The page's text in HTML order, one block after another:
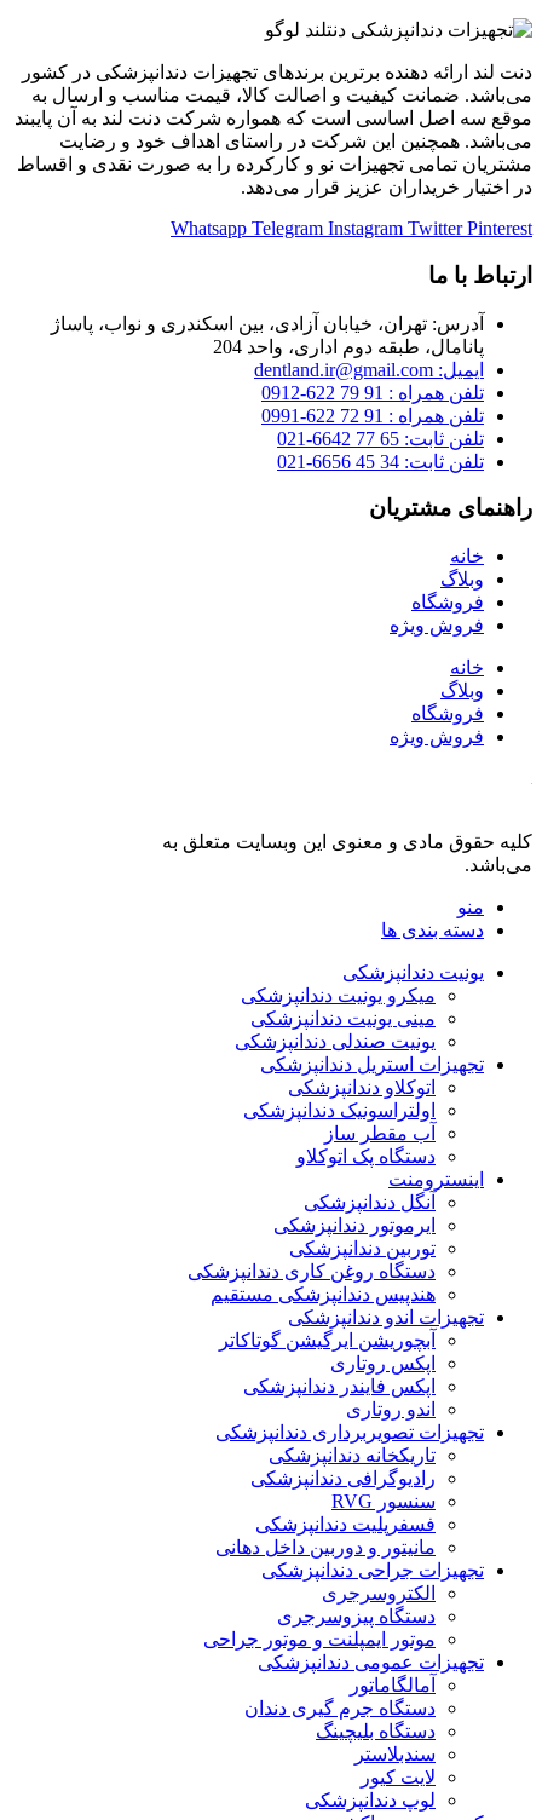
دنت لند ارائه دهنده برترین برندهای تجهیزات دندانپزشکی در کشور
می‌باشد. ضمانت کیفیت و اصالت کالا، قیمت مناسب و ارسال به
موقع سه اصل اساسی است که همواره شرکت دنت لند به آن پایبند
می‌باشد. همچنین این شرکت در راستای اهداف خود و رضایت
مشتریان تمامی تجهیزات نو و کارکرده را به صورت نقدی و اقساط
در اختیار خریداران عزیز قرار می‌دهد.
Whatsapp Telegram Instagram Twitter Pinterest
ارتباط با ما
آدرس: تهران، خیابان آزادی، بین اسکندری و نواب، پاساژ
پانامال، طبقه دوم اداری، واحد 204
ایمیل: dentland.ir@gmail.com
تلفن همراه : 91 79 622-0912
تلفن همراه : 91 72 622-0991
تلفن ثابت: 65 77 6642-021
تلفن ثابت: 34 45 6656-021
راهنمای مشتریان
خانه
وبلاگ
فروشگاه
فروش ویژه
خانه
وبلاگ
فروشگاه
فروش ویژه
کلیه حقوق مادی و معنوی این وبسایت متعلق به
می‌باشد.
منو
دسته بندی ها
یونیت دندانپزشکی
میکرو یونیت دندانپزشکی
مینی یونیت دندانپزشکی
یونیت صندلی دندانپزشکی
تجهیزات استریل دندانپزشکی
اتوکلاو دندانپزشکی
اولتراسونیک دندانپزشکی
آب مقطر ساز
دستگاه پک اتوکلاو
اینسترومنت
آنگل دندانپزشکی
ایرموتور دندانپزشکی
توربین دندانپزشکی
دستگاه روغن کاری دندانپزشکی
هندپیس دندانپزشکی مستقیم
تجهیزات اندو دندانپزشکی
آبچوریشن ایرگیشن گوتاکاتر
اپکس روتاری
اپکس فایندر دندانپزشکی
اندو روتاری
تجهیزات تصویربرداری دندانپزشکی
تاریکخانه دندانپزشکی
رادیوگرافی دندانپزشکی
سنسور RVG
فسفرپلیت دندانپزشکی
مانیتور و دوربین داخل دهانی
تجهیزات جراحی دندانپزشکی
الکتروسرجری
دستگاه پیزوسرجری
موتور ایمپلنت و موتور جراحی
تجهیزات عمومی دندانپزشکی
آمالگاماتور
دستگاه جرم گیری دندان
دستگاه بلیچینگ
سندبلاستر
لایت کیور
لوپ دندانپزشکی